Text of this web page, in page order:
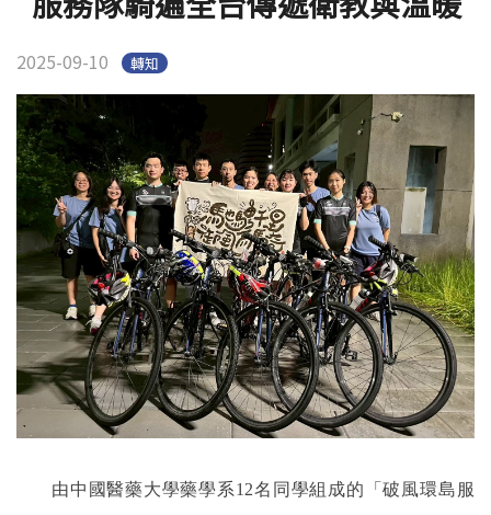
2025-09-10 轉知
由中國醫藥大學藥學系12名同學組成的「破風環島服